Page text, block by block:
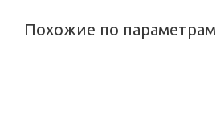
Похожие по параметрам